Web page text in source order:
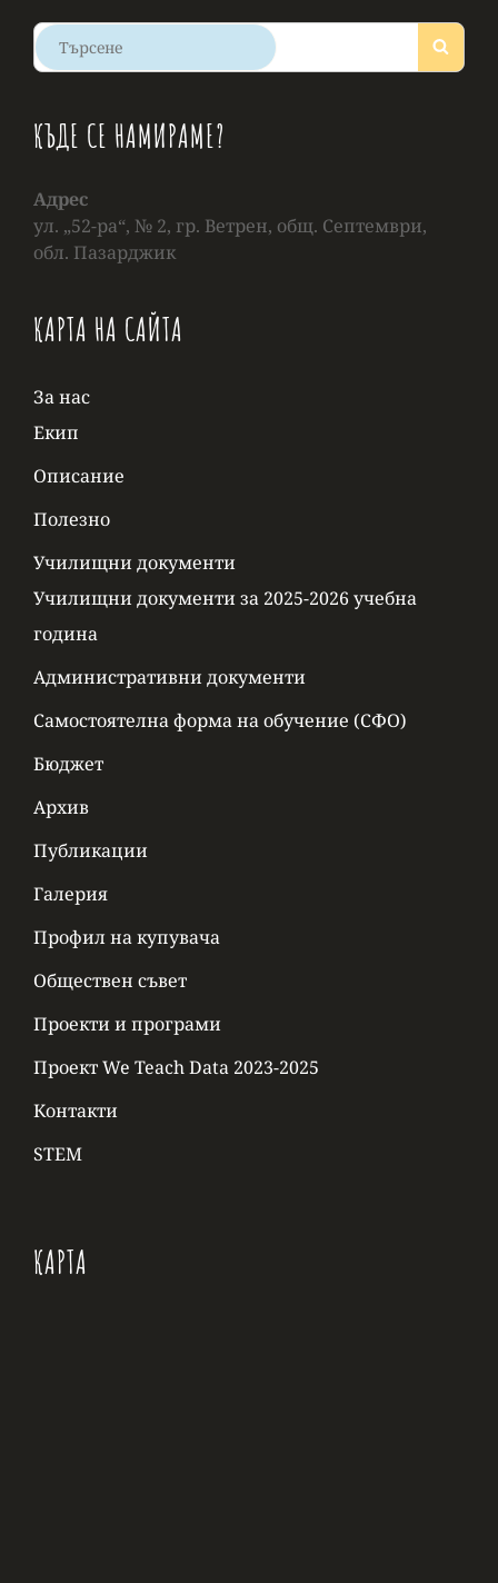
КЪДЕ СЕ НАМИРАМЕ?
Адрес
ул. „52-ра“, № 2, гр. Ветрен, общ. Септември,
обл. Пазарджик
КАРТА НА САЙТА
За нас
Екип
Описание
Полезно
Училищни документи
Училищни документи за 2025-2026 учебна
година
Административни документи
Самостоятелна форма на обучение (СФО)
Бюджет
Архив
Публикации
Галерия
Профил на купувача
Обществен съвет
Проекти и програми
Проект We Teach Data 2023-2025
Контакти
STEM
КАРТА